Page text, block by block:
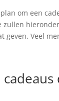
om een
zullen
geven. Veel